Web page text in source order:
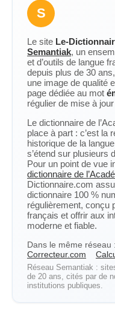
S
Le site Le-
Semantiak, un
et d’outils de langue
depuis plus de 30
une image de qualité
page dédiée au mot
régulier de mise à
Le dictionnaire de
place à part : c’est la
historique de la
s’étend sur plusieurs
Pour un point de vue
dictionnaire de
Dictionnaire.com
dictionnaire 100 %
régulièrement, conçu
français et offrir aux
moderne et fiable.
Dans le même réseau :
Correcteur.com
Réseau Semantiak :
de 20 ans, cités par de
institutions publiques.